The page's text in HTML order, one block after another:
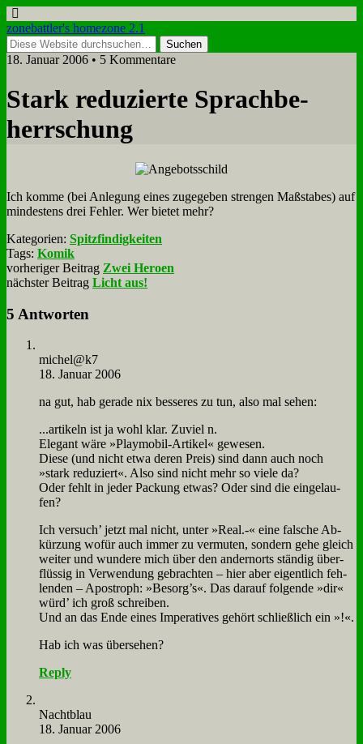
zonebattler's homezone 2.1
18. Januar 2006 • 5 Kommentare
Stark re­du­zier­te Sprach­be­
herr­schung
Ich kom­me (bei An­le­gung ei­nes zu­ge­ge­ben stren­gen Maß­sta­bes) auf
min­de­stens drei Feh­ler. Wer bie­tet mehr?
Kategorien: Spitzfindigkeiten
Tags: Komik
vorheriger Beitrag Zwei Heroen
nächster Beitrag Licht aus!
5 Antworten
michel@k7
18. Januar 2006
na gut, hab ge­ra­de nix bes­se­res zu tun, al­so mal se­hen:
...ar­ti­keln ist ja wohl klar. Zu­viel n.
Ele­gant wä­re »Play­mo­bil-Ar­ti­kel« ge­we­sen.
Die­se (und nicht et­wa de­ren Preis) sind dann auch noch
»stark re­du­ziert«. Al­so sind nicht mehr so vie­le da?
Oder fehlt in je­der Packung et­was? Oder sind die ein­ge­lau­
fen?
Ich ver­such’ jetzt mal nicht, un­ter »Re­al.-« ei­ne fal­sche Ab­
kür­zung wo­für auch im­mer zu ver­mu­ten, son­dern ge­he gleich
wei­ter und wun­de­re mich über den an­dern­orts stän­dig über­
flüs­sig in Ver­wen­dung ge­brach­ten – hier aber ei­gent­lich feh­
len­den – Apo­stroph: »Besorg’s«. Das dar­auf fol­gen­de »dir«
würd’ ich groß schrei­ben.
Und an das En­de ei­nes Im­pe­ra­ti­ves ge­hört schließ­lich ein »!«.
Hab ich was über­se­hen?
Reply
Nacht­blau
18. Januar 2006